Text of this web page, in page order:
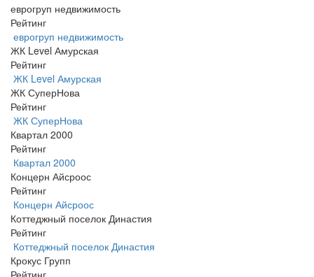
еврогруп недвижимость
Рейтинг
еврогруп недвижимость
ЖК Level Амурская
Рейтинг
ЖК Level Амурская
ЖК СуперНова
Рейтинг
ЖК СуперНова
Квартал 2000
Рейтинг
Квартал 2000
Концерн Айсроос
Рейтинг
Концерн Айсроос
Коттеджный поселок Династия
Рейтинг
Коттеджный поселок Династия
Крокус Групп
Рейтинг